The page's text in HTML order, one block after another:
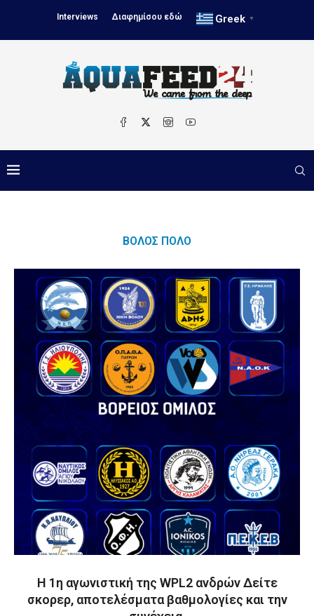
Interviews Διαφημίσου εδώ Greek ▼
ΒΌΛΟΣ ΠΌΛΟ
Η 1η αγωνιστική της WPL2 ανδρών Δείτε
σκορερ, αποτελέσματα βαθμολογίες και την